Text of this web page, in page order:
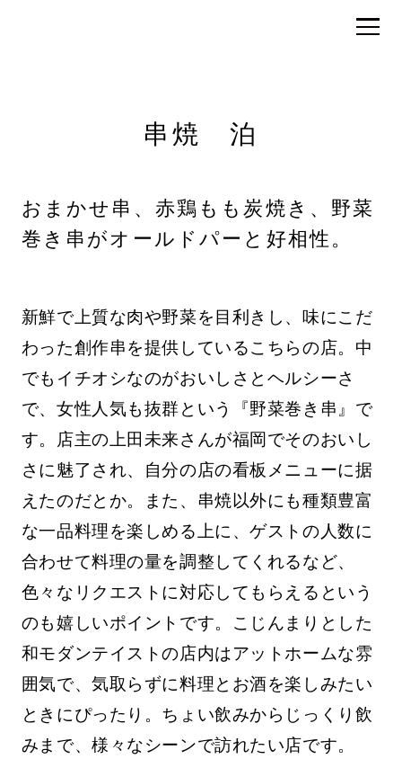
串焼 泊
おまかせ串、赤鶏もも炭焼き、野菜
巻き串がオールドパーと好相性。
新鮮で上質な肉や野菜を目利きし、味にこだ
わった創作串を提供しているこちらの店。中
でもイチオシなのがおいしさとヘルシーさ
で、女性人気も抜群という『野菜巻き串』で
す。店主の上田未来さんが福岡でそのおいし
さに魅了され、自分の店の看板メニューに据
えたのだとか。また、串焼以外にも種類豊富
な一品料理を楽しめる上に、ゲストの人数に
合わせて料理の量を調整してくれるなど、
色々なリクエストに対応してもらえるという
のも嬉しいポイントです。こじんまりとした
和モダンテイストの店内はアットホームな雰
囲気で、気取らずに料理とお酒を楽しみたい
ときにぴったり。ちょい飲みからじっくり飲
みまで、様々なシーンで訪れたい店です。